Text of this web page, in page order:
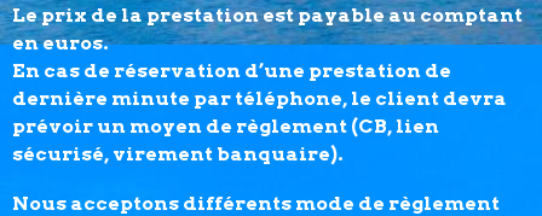
Le prix de la prestation est payable au comptant
en euros.
En cas de réservation d’une prestation de
dernière minute par téléphone, le client devra
prévoir un moyen de règlement (CB, lien
sécurisé, virement banquaire).
Nous acceptons différents mode de règlement